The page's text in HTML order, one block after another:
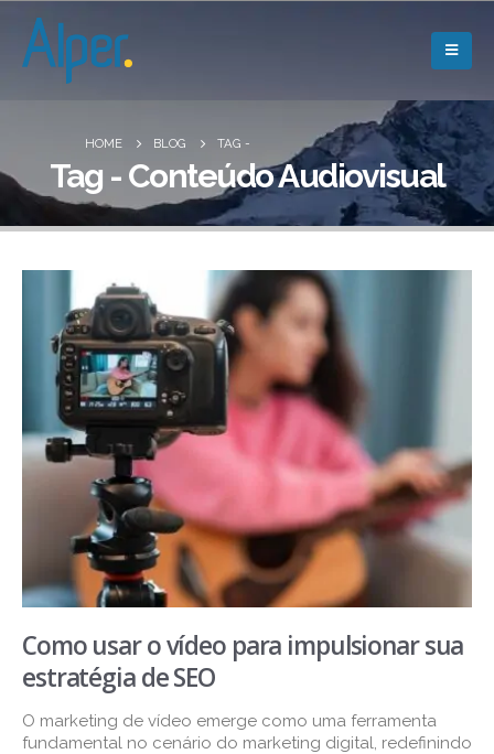
HOME BLOG TAG -
Tag - Conteúdo Audiovisual
Como usar o vídeo para impulsionar sua
estratégia de SEO
O marketing de vídeo emerge como uma ferramenta
fundamental no cenário do marketing digital, redefinindo